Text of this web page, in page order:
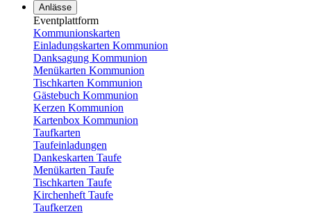
Anlässe
Eventplattform
Kommunionskarten
Einladungskarten Kommunion
Danksagung Kommunion
Menükarten Kommunion
Tischkarten Kommunion
Gästebuch Kommunion
Kerzen Kommunion
Kartenbox Kommunion
Taufkarten
Taufeinladungen
Dankeskarten Taufe
Menükarten Taufe
Tischkarten Taufe
Kirchenheft Taufe
Taufkerzen